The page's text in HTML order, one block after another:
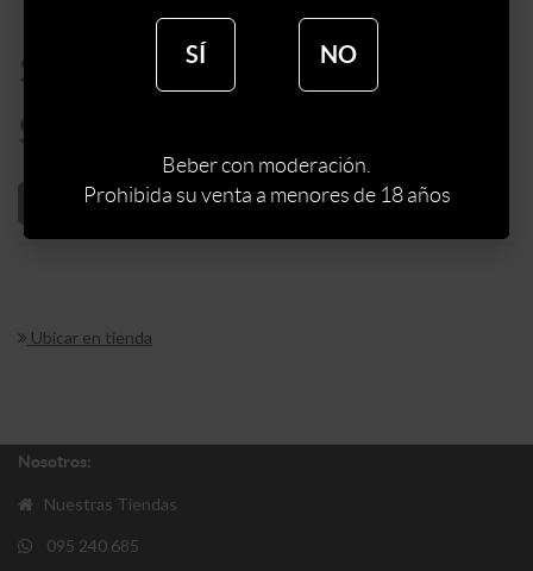
$
$
AÑADIR AL CARRITO
Ubicar en tienda
Nosotros:
Nuestras Tiendas
095 240 685
SÍ NO
Beber con moderación.
Prohibida su venta a menores de 18 años